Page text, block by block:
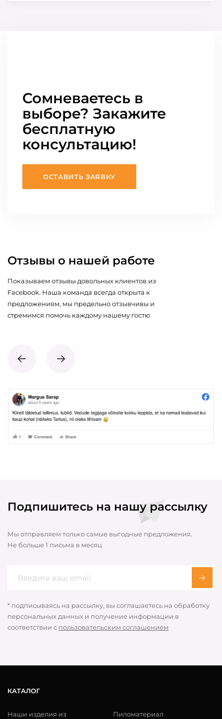
Сомневаетесь в
выборе? Закажите
бесплатную
консультацию!
ОСТАВИТЬ ЗАЯВКУ
Отзывы о нашей работе
Показываем отзывы довольных клиентов из
Facebook. Наша команда всегда открыта к
предложениям, мы предельно отзывчивы и
стремимся помочь каждому нашему гостю
Подпишитесь на нашу рассылку
Мы отправляем только самые выгодные предложения.
Не больше 1 письма в месяц
* подписываясь на рассылку, вы соглашаетесь на обработку
персональных данных и получение информации в
соответствии с пользовательским соглашением
КАТАЛОГ
Наши изделия из Пиломатериал